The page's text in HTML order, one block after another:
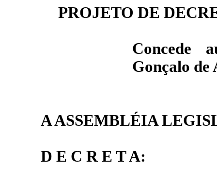
PROJETO DE
Concede
Gonçalo de
A ASSEMBLÉIA
D E C R E T A: